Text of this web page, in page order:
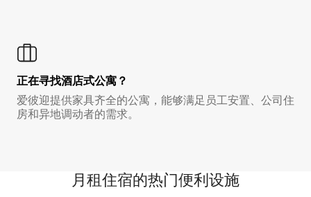
正在寻找酒店式公寓？
爱彼迎提供家具齐全的公寓，能够满足员工安置、公司住
房和异地调动者的需求。
月租住宿的热门便利设施